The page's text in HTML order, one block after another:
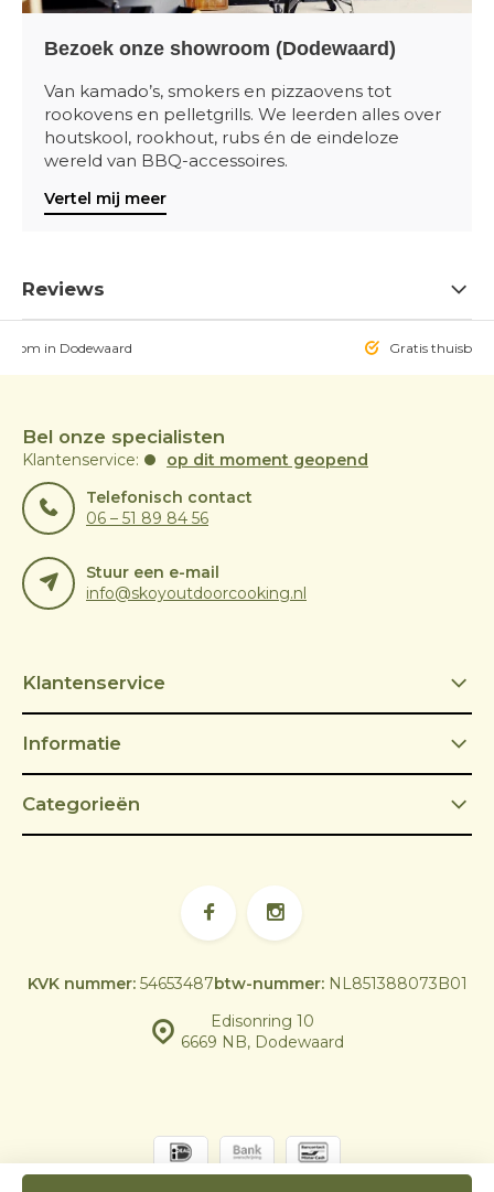
Bezoek onze showroom (Dodewaard)
Van kamado’s, smokers en pizzaovens tot
rookovens en pelletgrills. We leerden alles over
houtskool, rookhout, rubs én de eindeloze
wereld van BBQ-accessoires.
Vertel mij meer
Reviews
in Dodewaard Gratis
Bel onze specialisten
Klantenservice:
op dit moment geopend
Telefonisch contact
06 – 51 89 84 56
Stuur een e-mail
info@skoyoutdoorcooking.nl
Klantenservice
Informatie
Categorieën
Edisonring 10
6669 NB, Dodewaard
KVK nummer:54653487btw-nummer:NL851388073B01